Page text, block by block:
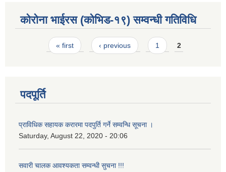
कोरोना भाईरस (कोभिड-१९) सम्वन्धी गतिविधि
Pages« first ‹ previous 1 2
पदपूर्ति
प्राविधिक सहायक करारमा पदपुर्ति गर्ने सम्वन्धि सूचना ।
Saturday, August 22, 2020 - 20:06
सवारी चालक आवश्यकता सम्वन्धी सुचना !!!